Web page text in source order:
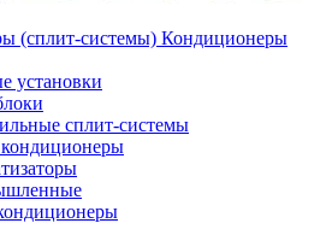
Кондиционеры
установки
сплит-системы